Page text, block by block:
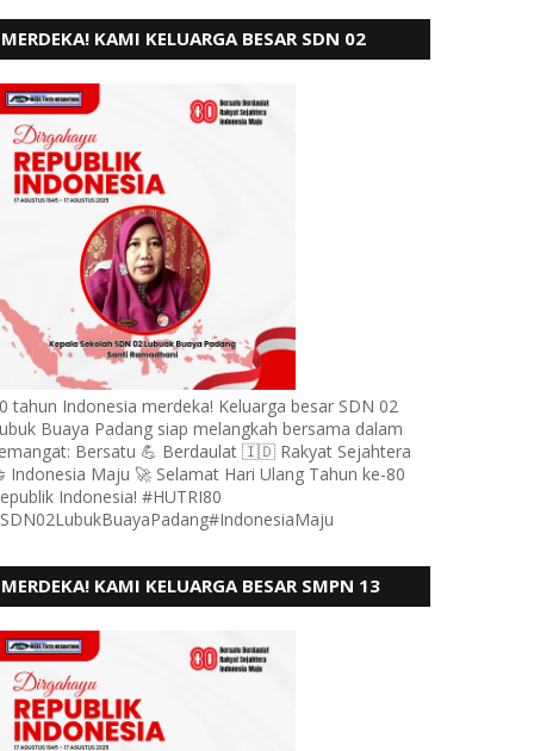
MERDEKA! KAMI KELUARGA BESAR SDN 02
MENGUCAPKAN HUT RI KE - 80,
tahun Indonesia merdeka! Keluarga besar SDN 02
Buaya Padang siap melangkah bersama dalam
Bersatu 💪 Berdaulat 🇮🇩 Rakyat Sejahtera
Indonesia Maju 🚀 Selamat Hari Ulang Tahun ke-80
Indonesia! #HUTRI80
MERDEKA! KAMI KELUARGA BESAR SMPN 13